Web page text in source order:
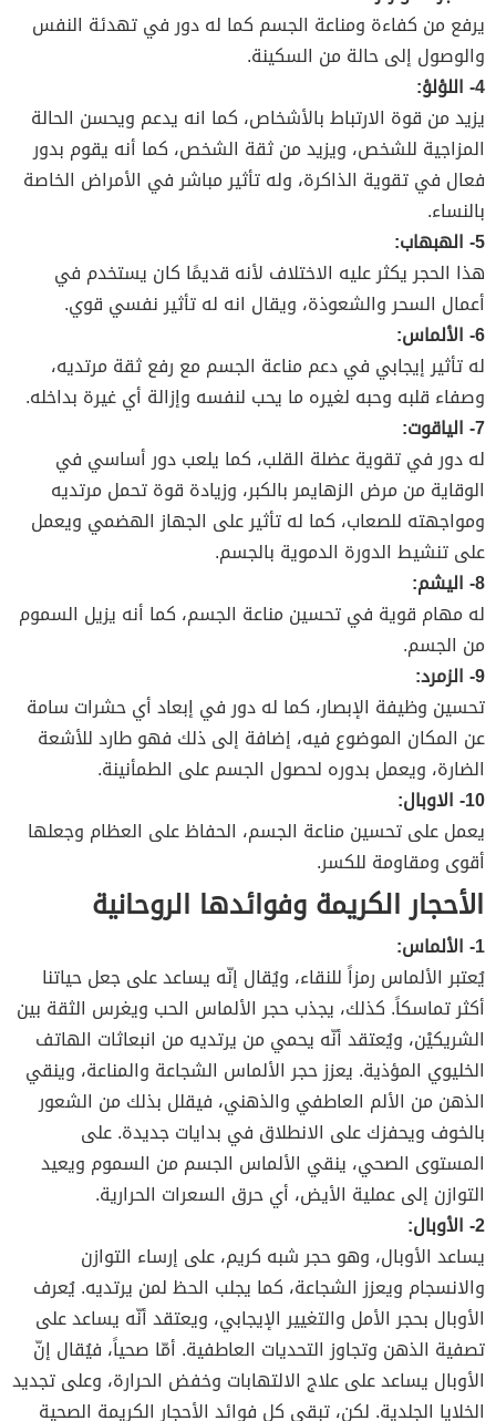
يرفع من كفاءة ومناعة الجسم كما له دور في تهدئة النفس
والوصول إلى حالة من السكينة.
4- اللؤلؤ:
يزيد من قوة الارتباط بالأشخاص، كما انه يدعم ويحسن الحالة
المزاجية للشخص، ويزيد من ثقة الشخص، كما أنه يقوم بدور
فعال في تقوية الذاكرة، وله تأثير مباشر في الأمراض الخاصة
بالنساء.
5- الهبهاب:
هذا الحجر يكثر عليه الاختلاف لأنه قديمًا كان يستخدم في
أعمال السحر والشعوذة، ويقال انه له تأثير نفسي قوي.
6- الألماس:
له تأثير إيجابي في دعم مناعة الجسم مع رفع ثقة مرتديه،
وصفاء قلبه وحبه لغيره ما يحب لنفسه وإزالة أي غيرة بداخله.
7- الياقوت:
له دور في تقوية عضلة القلب، كما يلعب دور أساسي في
الوقاية من مرض الزهايمر بالكبر، وزيادة قوة تحمل مرتديه
ومواجهته للصعاب، كما له تأثير على الجهاز الهضمي ويعمل
على تنشيط الدورة الدموية بالجسم.
8- اليشم:
له مهام قوية في تحسين مناعة الجسم، كما أنه يزيل السموم
من الجسم.
9- الزمرد:
تحسين وظيفة الإبصار، كما له دور في إبعاد أي حشرات سامة
عن المكان الموضوع فيه، إضافة إلى ذلك فهو طارد للأشعة
الضارة، ويعمل بدوره لحصول الجسم على الطمأنينة.
10- الاوبال:
يعمل على تحسين مناعة الجسم، الحفاظ على العظام وجعلها
أقوى ومقاومة للكسر.
الأحجار الكريمة وفوائدها الروحانية
1- الألماس:
يُعتبر الألماس رمزاً للنقاء، ويُقال إنّه يساعد على جعل حياتنا
أكثر تماسكاً. كذلك، يجذب حجر الألماس الحب ويغرس الثقة بين
الشريكيْن، ويُعتقد أنّه يحمي من يرتديه من انبعاثات الهاتف
الخليوي المؤذية. يعزز حجر الألماس الشجاعة والمناعة، وينقي
الذهن من الألم العاطفي والذهني، فيقلل بذلك من الشعور
بالخوف ويحفزك على الانطلاق في بدايات جديدة. على
المستوى الصحي، ينقي الألماس الجسم من السموم ويعيد
التوازن إلى عملية الأيض، أي حرق السعرات الحرارية.
2- الأوبال:
يساعد الأوبال، وهو حجر شبه كريم، على إرساء التوازن
والانسجام ويعزز الشجاعة، كما يجلب الحظ لمن يرتديه. يُعرف
الأوبال بحجر الأمل والتغيير الإيجابي، ويعتقد أنّه يساعد على
تصفية الذهن وتجاوز التحديات العاطفية. أمّا صحياً، فيُقال إنّ
الأوبال يساعد على علاج الالتهابات وخفض الحرارة، وعلى تجديد
الخلايا الجلدية. لكن، تبقى كل فوائد الأحجار الكريمة الصحية